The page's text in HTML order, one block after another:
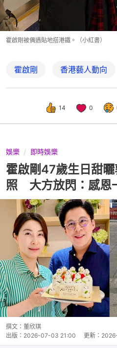
霍啟剛被偶遇貼地搭港鐵。（小紅書）
霍啟剛 香港藝人動向
14 0
娛樂 即時娛樂
霍啟剛47歲生日甜
照 大方放閃：感恩
撰文： 董欣琪
出版： 2026-07-03 21:00 更新：